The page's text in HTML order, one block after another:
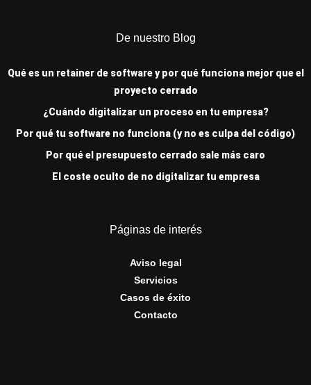
De nuestro Blog
Qué es un retainer de software y por qué funciona mejor que el
proyecto cerrado
¿Cuándo digitalizar un proceso en tu empresa?
Por qué tu software no funciona (y no es culpa del código)
Por qué el presupuesto cerrado sale más caro
El coste oculto de no digitalizar tu empresa
Páginas de interés
Aviso legal
Servicios
Casos de éxito
Contacto